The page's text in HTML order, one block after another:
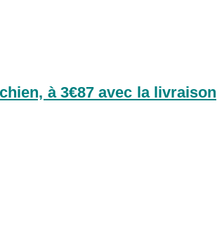
à 3€87 avec la livraison